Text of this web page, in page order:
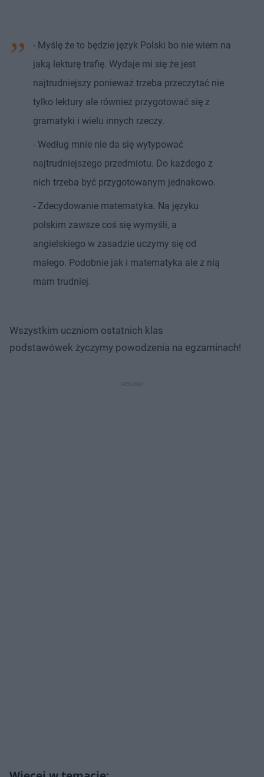
- Myślę że to będzie język Polski bo nie wiem na
jaką lekturę trafię. Wydaje mi się że jest
najtrudniejszy ponieważ trzeba przeczytać nie
tylko lektury ale również przygotować się z
gramatyki i wielu innych rzeczy.
- Według mnie nie da się wytypować
najtrudniejszego przedmiotu. Do każdego z
nich trzeba być przygotowanym jednakowo.
- Zdecydowanie matematyka. Na języku
polskim zawsze coś się wymyśli, a
angielskiego w zasadzie uczymy się od
małego. Podobnie jak i matematyka ale z nią
mam trudniej.
Wszystkim uczniom ostatnich klas
podstawówek życzymy powodzenia na egzaminach!